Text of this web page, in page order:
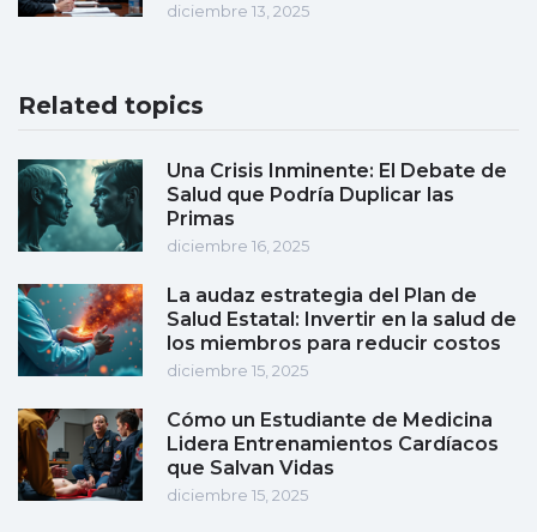
diciembre 13, 2025
Related topics
Una Crisis Inminente: El Debate de
Salud que Podría Duplicar las
Primas
diciembre 16, 2025
La audaz estrategia del Plan de
Salud Estatal: Invertir en la salud de
los miembros para reducir costos
diciembre 15, 2025
Cómo un Estudiante de Medicina
Lidera Entrenamientos Cardíacos
que Salvan Vidas
diciembre 15, 2025